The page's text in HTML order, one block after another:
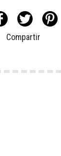
Compartir